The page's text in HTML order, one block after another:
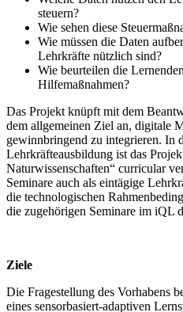
steuern?
Wie sehen diese
Wie müssen die Daten
Lehrkräfte nützlich sind?
Wie beurteilen die
Hilfemaßnahmen?
Das Projekt knüpft mit dem
dem allgemeinen Ziel an, digitale
gewinnbringend zu integrieren. In
Lehrkräfteausbildung ist das
Naturwissenschaften“ curricular
Seminare auch als eintägige
die technologischen
die zugehörigen Seminare im iQL
Ziele
Die Fragestellung des Vorhabens
eines sensorbasiert-adaptiven